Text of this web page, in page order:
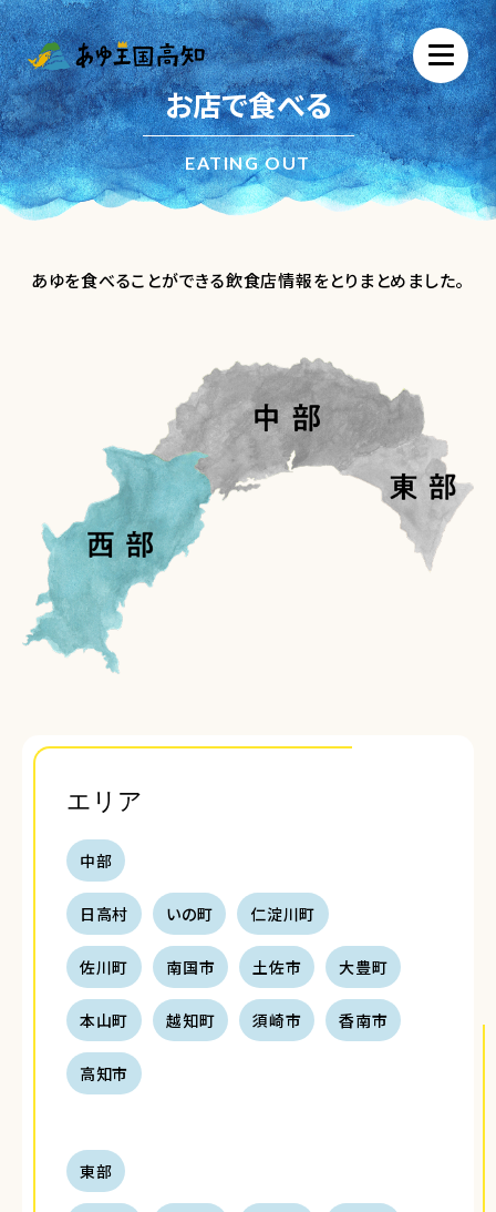
お店で食べる
EATING OUT
あゆを食べることができる飲食店情報をとりまとめました。
エリア
中部
日高村 いの町 仁淀川町
佐川町 南国市 土佐市 大豊町
本山町 越知町 須崎市 香南市
高知市
東部